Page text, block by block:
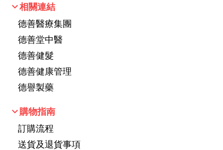
keyboard_arrow_down相關連結
德善醫療集團
德善堂中醫
德善健髮
德善健康管理
德譽製藥
keyboard_arrow_down購物指南
訂購流程
送貨及退貨事項